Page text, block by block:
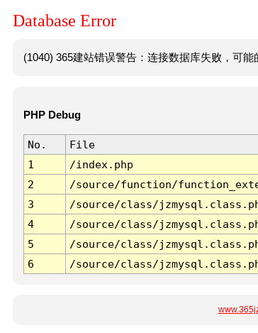
Database Error
(1040) 365建站错误警告：连接数据库失败，可
PHP Debug
No. File
1
/index.php
2
/source/function/
3
/source/class/
4
/source/class/
5
/source/class/
6
/source/class/